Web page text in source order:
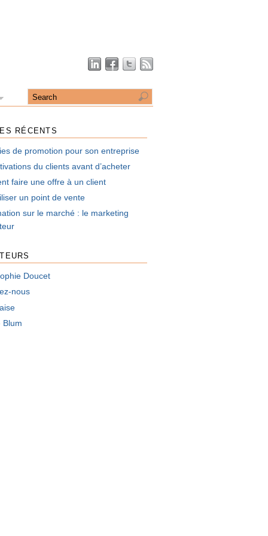
RÉCENTS
de promotion pour son entreprise
du clients avant d’acheter
faire une offre à un client
un point de vente
sur le marché : le marketing
Doucet
nous
Blum